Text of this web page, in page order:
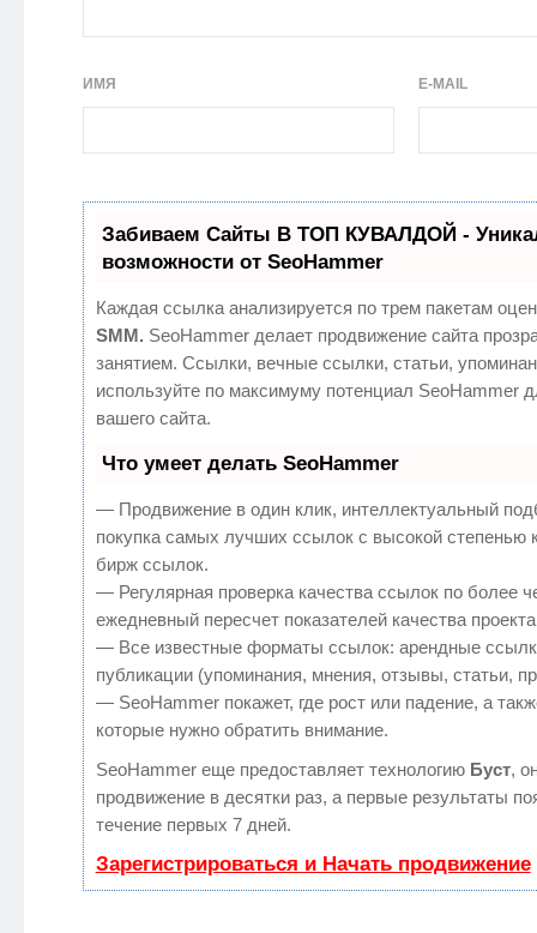
ИМЯ E-MAIL
Забиваем Сайты В ТОП КУВАЛДОЙ -
возможности от SeoHammer
Каждая ссылка анализируется по трем пакетам
SMM. SeoHammer делает продвижение сайта
занятием. Ссылки, вечные ссылки, статьи,
используйте по максимуму потенциал SeoHammer
вашего сайта.
Что умеет делать SeoHammer
— Продвижение в один клик, интеллектуальный
покупка самых лучших ссылок с высокой степенью
бирж ссылок.
— Регулярная проверка качества ссылок по более
ежедневный пересчет показателей качества
— Все известные форматы ссылок: арендные
публикации (упоминания, мнения, отзывы, статьи,
— SeoHammer покажет, где рост или падение, а
которые нужно обратить внимание.
SeoHammer еще предоставляет технологию Буст,
продвижение в десятки раз, а первые результаты
течение первых 7 дней.
Зарегистрироваться и Начать продвижение